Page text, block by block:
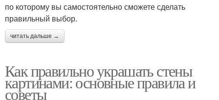
по которому вы самостоятельно сможете сделать
правильный выбор.
читать дальше →
Как правильно украшать стены
картинами: основные правила и
советы